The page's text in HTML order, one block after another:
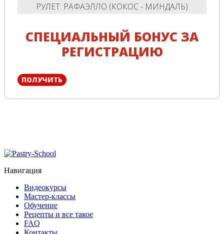
РУЛЕТ: РАФАЭЛЛО (КОКОС - МИНДАЛЬ)
СПЕЦИАЛЬНЫЙ БОНУС ЗА
РЕГИСТРАЦИЮ
ПОЛУЧИТЬ
Навигация
Видеокурсы
Мастер-классы
Обучение
Рецепты и все такое
FAQ
Контакты